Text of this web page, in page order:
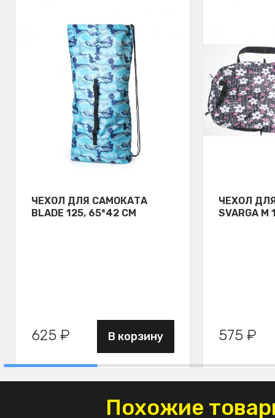
ЧЕХОЛ ДЛЯ САМОКАТА
BLADE 125, 65*42 СМ
625 ₽ В корзину
ЧЕХОЛ
SVARGA М
575 ₽
Похожие